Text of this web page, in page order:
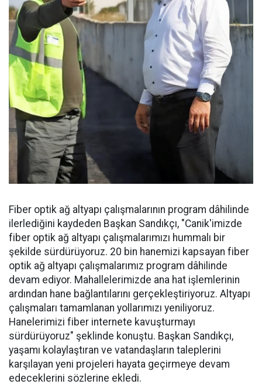
Fiber optik ağ altyapı çalışmalarının program dâhilinde
ilerlediğini kaydeden Başkan Sandıkçı, "Canik'imizde
fiber optik ağ altyapı çalışmalarımızı hummalı bir
şekilde sürdürüyoruz. 20 bin hanemizi kapsayan fiber
optik ağ altyapı çalışmalarımız program dâhilinde
devam ediyor. Mahallelerimizde ana hat işlemlerinin
ardından hane bağlantılarını gerçekleştiriyoruz. Altyapı
çalışmaları tamamlanan yollarımızı yeniliyoruz.
Hanelerimizi fiber internete kavuşturmayı
sürdürüyoruz" şeklinde konuştu. Başkan Sandıkçı,
yaşamı kolaylaştıran ve vatandaşların taleplerini
karşılayan yeni projeleri hayata geçirmeye devam
edeceklerini sözlerine ekledi.